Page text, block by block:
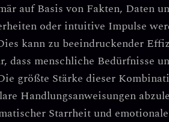
auf Basis von Fakten, Daten
oder intuitive Impulse
kann zu beeindruckender
dass menschliche Bedürfnisse
größte Stärke dieser
Handlungsanweisungen
Starrheit und